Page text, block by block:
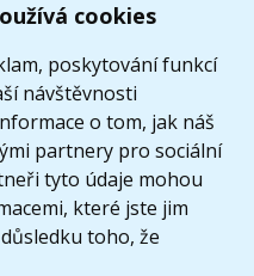
cookies
poskytování funkcí
návštěvnosti
o tom, jak náš
partnery pro sociální
tyto údaje mohou
které jste jim
toho, že